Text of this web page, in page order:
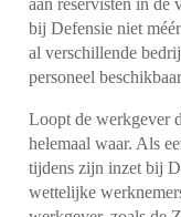
bij Defensie niet
al verschillende
personeel
Loopt de werkgever
helemaal waar. Als
tijdens zijn inzet bij
wettelijke